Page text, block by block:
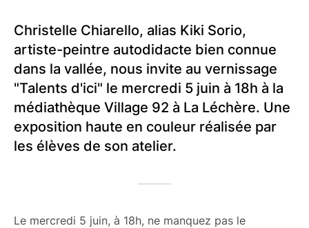
Christelle Chiarello, alias Kiki Sorio,
artiste-peintre autodidacte bien connue
dans la vallée, nous invite au vernissage
"Talents d'ici" le mercredi 5 juin à 18h à la
médiathèque Village 92 à La Léchère. Une
exposition haute en couleur réalisée par
les élèves de son atelier.
Le mercredi 5 juin, à 18h, ne manquez pas le